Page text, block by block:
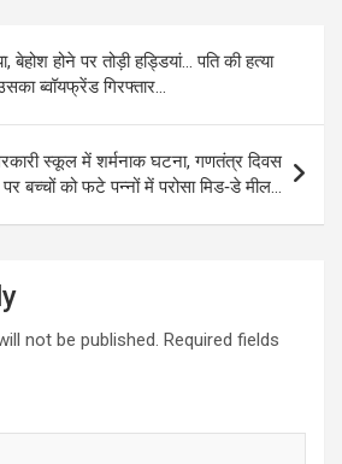
बेहोश होने पर तोड़ी हड्डियां… पति की हत्या
ब्वॉयफ्रेंड गिरफ्तार…
स्कूल में शर्मनाक घटना, गणतंत्र दिवस
पर बच्चों को फटे पन्नों में परोसा मिड‑डे मील…
not be published. Required fields